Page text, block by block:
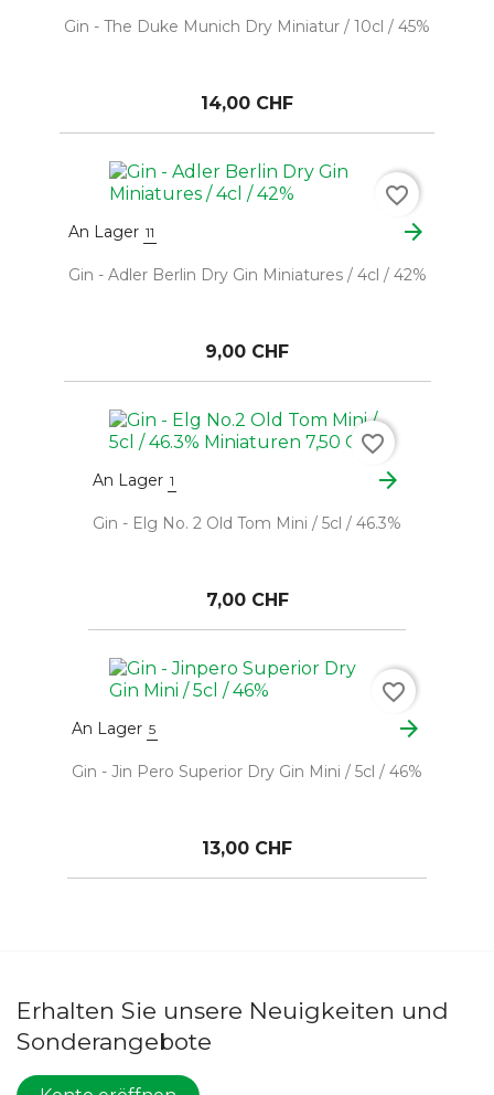
Gin - The Duke Munich Dry Miniatur / 10cl / 45%
14,00 CHF
An Lager 11 arrow_forward
Gin - Adler Berlin Dry Gin Miniatures / 4cl / 42%
9,00 CHF
favorite_border
An Lager 1 arrow_forward
Gin - Elg No. 2 Old Tom Mini / 5cl / 46.3%
7,00 CHF
favorite_border
An Lager 5 arrow_forward
Gin - Jin Pero Superior Dry Gin Mini / 5cl / 46%
13,00 CHF
favorite_border
Erhalten Sie unsere Neuigkeiten und
Sonderangebote